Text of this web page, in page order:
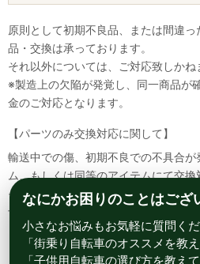
原則として初期不良品、または間違
品・交換は承っております。
それ以外については、ご対応致しかね
※製造上の欠陥が発覚し、同一商品が
金のご対応となります。
【パーツのみ交換対応に関して】
輸送中での傷、初期不良での不具合
ム、もしくは同等のアイテムにて交
その場合該当部品を着払いにて返送し
予めご了承ください。
なにかお困りのことはござ
小さなお悩みもお気軽に質問く
「街乗り自転車のオススメを教え
「子供用自転車の選び方を教え